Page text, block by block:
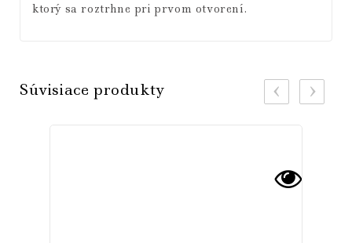
ktorý sa roztrhne pri prvom otvorení.
Súvisiace produkty